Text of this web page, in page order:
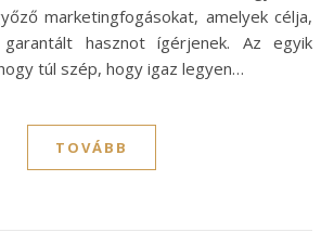
marketingfogásokat, amelyek célja,
hasznot ígérjenek. Az egyik
túl szép, hogy igaz legyen…
TOVÁBB